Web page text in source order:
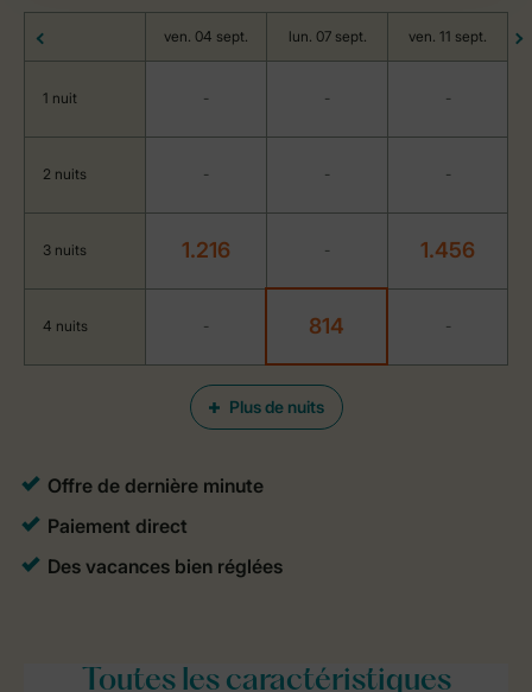
Plus de nuits
ven. 04 sept. lun. 07 sept. ven. 11 sept.
1 nuit - - -
2 nuits - - -
3 nuits 1.216 - 1.456
4 nuits - 814 -
Toutesles caractéristiques